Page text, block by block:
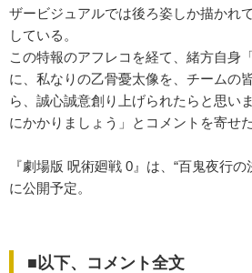
ザービジュアルでは後ろ姿しか描かれ
している。
この特報のアフレコを経て、緒方自身
に、私なりの乙骨憂太像を、チームの
ら、誠心誠意創り上げられたらと思い
にかかりましょう」とコメントを寄せた
『劇場版 呪術廻戦 0』は、“百鬼夜行
に公開予定。
■以下、コメント全文